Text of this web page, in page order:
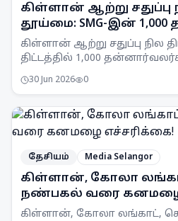
கிள்ளான் ஆற்று சதுப்பு
தூய்மை: SMG-இன்
இலக்கு
கிள்ளான் ஆற்று சதுப்பு நில
திட்டத்தில் 1,000
வைத்துள்ளது.
30 Jun 2026 0
தேசியம் Media Selangor
கிள்ளான், கோலா
நண்பகல் வரை கனமழை
கிள்ளான், கோலா லங்காட்,